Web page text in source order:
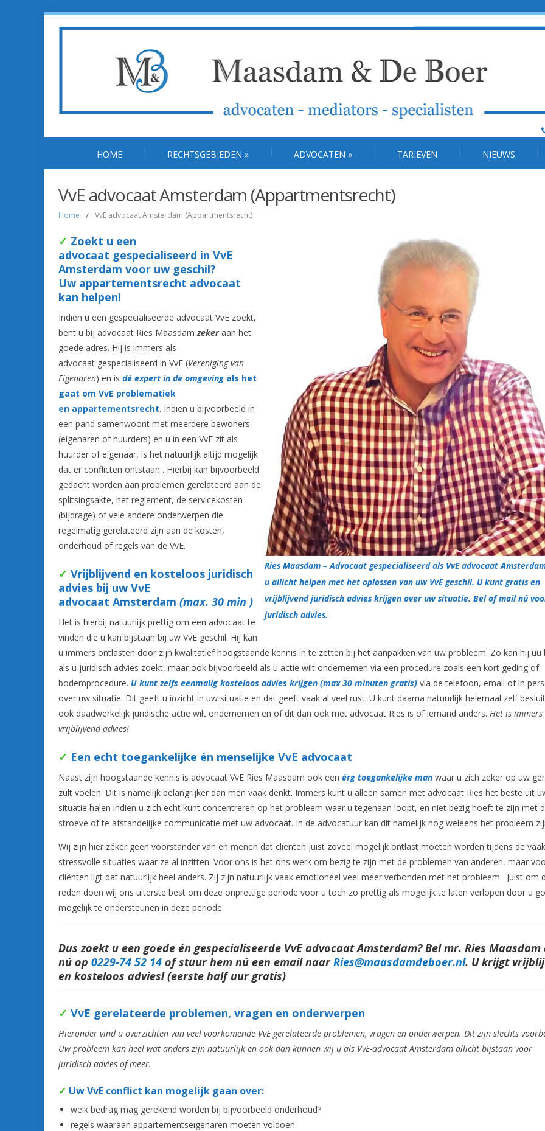
HOME RECHTSGEBIEDEN » ADVOCATEN » TARIEVEN NIEUWS
VvE advocaat Amsterdam (Appartmentsrecht)
Home / VvE advocaat Amsterdam (Appartmentsrecht)
Ries Maasdam – Advocaat gespecialiseerd als VvE advocaat
u allicht helpen met het oplossen van uw VvE geschil. U kunt gratis en
vrijblijvend juridisch advies krijgen over uw situatie. Bel of mail nú
juridisch advies.
✓ Zoekt u een
advocaat gespecialiseerd in VvE
Amsterdam voor uw geschil?
Uw appartementsrecht advocaat
kan helpen!
Indien u een gespecialiseerde advocaat VvE zoekt,
bent u bij advocaat Ries Maasdamzeker aan het
goede adres. Hij is immers als
advocaat gespecialiseerd in VvE (Vereniging van
Eigenaren) en is dé expert in de omgeving als het
gaat om VvE problematiek
en appartementsrecht. Indien u bijvoorbeeld in
een pand samenwoont met meerdere bewoners
(eigenaren of huurders) en u in een VvE zit als
huurder of eigenaar, is het natuurlijk altijd mogelijk
dat er conflicten ontstaan . Hierbij kan bijvoorbeeld
gedacht worden aan problemen gerelateerd aan de
splitsingsakte, het reglement, de servicekosten
(bijdrage) of vele andere onderwerpen die
regelmatig gerelateerd zijn aan de kosten,
onderhoud of regels van de VvE.
✓ Vrijblijvend en kosteloos juridisch
advies bij uw VvE
advocaat Amsterdam (max. 30 min )
Het is hierbij natuurlijk prettig om een advocaat te
vinden die u kan bijstaan bij uw VvE geschil. Hij kan
u immers ontlasten door zijn kwalitatief hoogstaande kennis in te zetten bij het aanpakken van uw probleem. Zo kan hij uu
als u juridisch advies zoekt, maar ook bijvoorbeeld als u actie wilt ondernemen via een procedure zoals een kort geding of
bodemprocedure. U kunt zelfs eenmalig kosteloos advies krijgen (max 30 minuten gratis) via de telefoon, email of in
over uw situatie. Dit geeft u inzicht in uw situatie en dat geeft vaak al veel rust. U kunt daarna natuurlijk helemaal zelf
ook daadwerkelijk juridische actie wilt ondernemen en of dit dan ook met advocaat Ries is of iemand anders. Het is
vrijblijvend advies!
✓ Een echt toegankelijke én menselijke VvE advocaat
Naast zijn hoogstaande kennis is advocaat VvE Ries Maasdam ook een érg toegankelijke man waar u zich zeker op uw
zult voelen. Dit is namelijk belangrijker dan men vaak denkt. Immers kunt u alleen samen met advocaat Ries het beste uit
situatie halen indien u zich echt kunt concentreren op het probleem waar u tegenaan loopt, en niet bezig hoeft te zijn met
stroeve of te afstandelijke communicatie met uw advocaat. In de advocatuur kan dit namelijk nog weleens het probleem
Wij zijn hier zéker geen voorstander van en menen dat cliënten juist zoveel mogelijk ontlast moeten worden tijdens de
stressvolle situaties waar ze al inzitten. Voor ons is het ons werk om bezig te zijn met de problemen van anderen, maar
cliënten ligt dat natuurlijk heel anders. Zij zijn natuurlijk vaak emotioneel veel meer verbonden met het probleem. Juist om
reden doen wij ons uiterste best om deze onprettige periode voor u toch zo prettig als mogelijk te laten verlopen door u
mogelijk te ondersteunen in deze periode
Dus zoekt u een goede én gespecialiseerde VvE advocaat Amsterdam? Bel mr. Ries Maasdam
nú op 0229-74 52 14 of stuur hem nú een email naar Ries@maasdamdeboer.nl. U krijgt
en kosteloos advies! (eerste half uur gratis)
✓ VvE gerelateerde problemen, vragen en onderwerpen
Hieronder vind u overzichten van veel voorkomende VvE gerelateerde problemen, vragen en onderwerpen. Dit zijn slechts
Uw probleem kan heel wat anders zijn natuurlijk en ook dan kunnen wij u als VvE-advocaat Amsterdam allicht bijstaan voor
juridisch advies of meer.
✓ Uw VvE conflict kan mogelijk gaan over:
welk bedrag mag gerekend worden bij bijvoorbeeld onderhoud?
regels waaraan appartementseigenaren moeten voldoen